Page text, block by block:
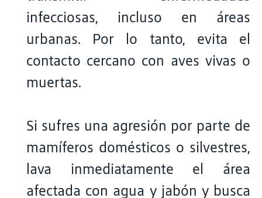
infecciosas, incluso en áreas
urbanas. Por lo tanto, evita el
contacto cercano con aves vivas o
muertas.
Si sufres una agresión por parte de
mamíferos domésticos o silvestres,
lava inmediatamente el área
afectada con agua y jabón y busca